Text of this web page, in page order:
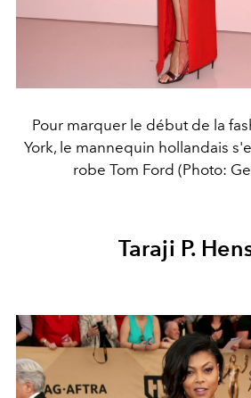
Pour marquer le début de la
York, le mannequin hollandais
robe Tom Ford (Photo:
Taraji P.